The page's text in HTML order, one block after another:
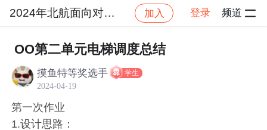
2024年北航面向对象设计与构造 加入 登录 频道
社区 2024年北航面向对象设计与构造
OO第二单元电梯调度总结
摸鱼特等奖选手 学生
2024-04-19
第一次作业
1.设计思路：